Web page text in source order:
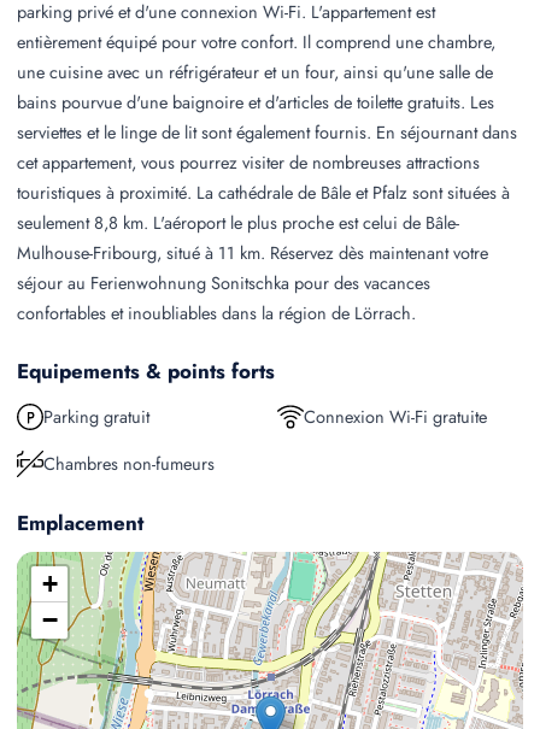
parking privé et d'une connexion Wi-Fi. L'appartement est
entièrement équipé pour votre confort. Il comprend une chambre,
une cuisine avec un réfrigérateur et un four, ainsi qu'une salle de
bains pourvue d'une baignoire et d'articles de toilette gratuits. Les
serviettes et le linge de lit sont également fournis. En séjournant dans
cet appartement, vous pourrez visiter de nombreuses attractions
touristiques à proximité. La cathédrale de Bâle et Pfalz sont situées à
seulement 8,8 km. L'aéroport le plus proche est celui de Bâle-
Mulhouse-Fribourg, situé à 11 km. Réservez dès maintenant votre
séjour au Ferienwohnung Sonitschka pour des vacances
confortables et inoubliables dans la région de Lörrach.
Equipements & points forts
Parking gratuit
Connexion Wi-Fi gratuite
Chambres non-fumeurs
Emplacement
+
−